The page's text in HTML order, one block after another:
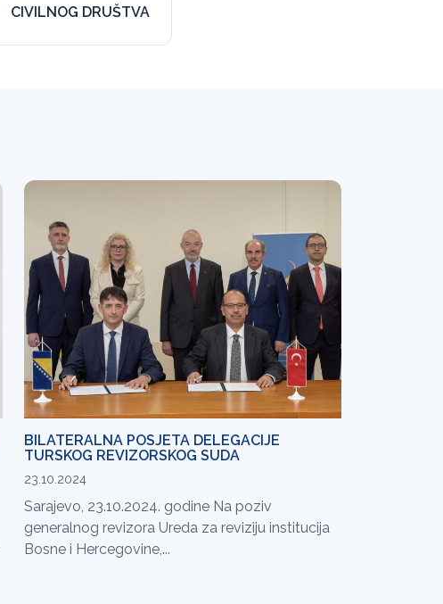
CIVILNOG DRUŠTVA
BILATERALNA POSJETA DELEGACIJE
TURSKOG REVIZORSKOG SUDA
23.10.2024
Sarajevo, 23.10.2024. godine Na poziv
generalnog revizora Ureda za reviziju institucija
Bosne i Hercegovine,...